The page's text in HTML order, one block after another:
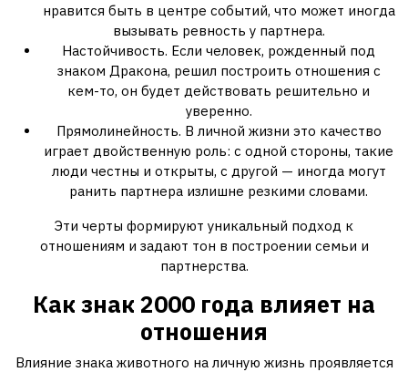
нравится быть в центре событий, что может иногда
вызывать ревность у партнера.
Настойчивость. Если человек, рожденный под
знаком Дракона, решил построить отношения с
кем-то, он будет действовать решительно и
уверенно.
Прямолинейность. В личной жизни это качество
играет двойственную роль: с одной стороны, такие
люди честны и открыты, с другой — иногда могут
ранить партнера излишне резкими словами.
Эти черты формируют уникальный подход к
отношениям и задают тон в построении семьи и
партнерства.
Как знак 2000 года влияет на
отношения
Влияние знака животного на личную жизнь проявляется